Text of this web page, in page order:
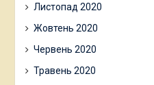
Листопад 2020
Жовтень 2020
Червень 2020
Травень 2020